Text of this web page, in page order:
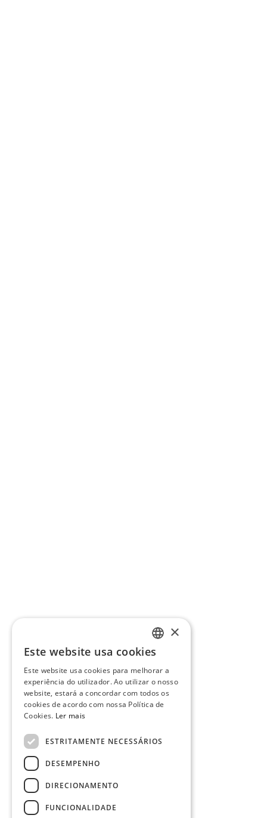
PORTUGUESE
ENGLISH
×
Este website usa cookies
Este website usa cookies para melhorar a
experiência do utilizador. Ao utilizar o nosso
website, estará a concordar com todos os
cookies de acordo com nossa Política de
Cookies. Ler mais
ESTRITAMENTE NECESSÁRIOS
DESEMPENHO
DIRECIONAMENTO
FUNCIONALIDADE